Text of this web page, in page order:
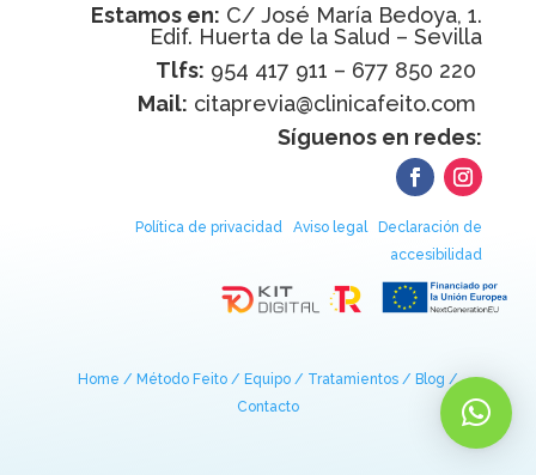
Estamos en: C/ José María Bedoya, 1.
Edif. Huerta de la Salud – Sevilla
Tlfs: 954 417 911 – 677 850 220
Mail: citaprevia@clinicafeito.com
Síguenos en redes:
Política de privacidadAviso legalDeclaración de
accesibilidad
Home / Método Feito / Equipo / Tratamientos / Blog /
Contacto